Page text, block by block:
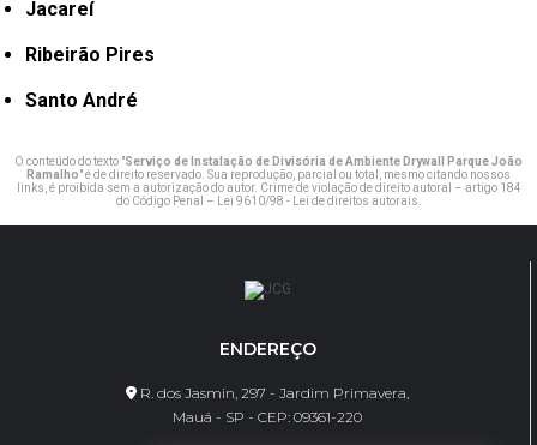
Jacareí
Ribeirão Pires
Santo André
O conteúdo do texto "Serviço de Instalação de Divisória de Ambiente Drywall Parque João
Ramalho" é de direito reservado. Sua reprodução, parcial ou total, mesmo citando nossos
links, é proibida sem a autorização do autor. Crime de violação de direito autoral – artigo 184
do Código Penal – Lei 9610/98 - Lei de direitos autorais.
ENDEREÇO
R. dos Jasmin, 297 - Jardim Primavera,
Mauá - SP - CEP: 09361-220